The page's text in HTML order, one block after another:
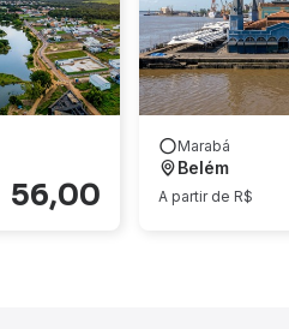
56,00
Marabá
Belém
A partir de R$